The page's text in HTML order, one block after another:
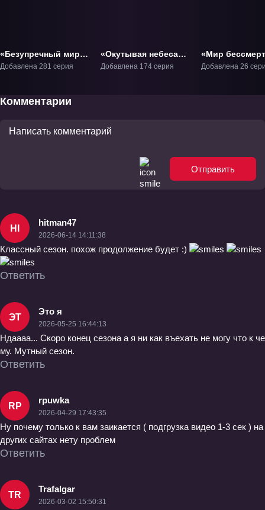
«Безупречный мир»
ТВ-1
Добавлена 281 серия
«Окутывая небеса»
ТВ-1
Добавлена 174 серия
«Мир
ТВ-1
Добавлена 26
Комментарии
Отправить
HI
hitman47
2026-06-14 14:11:38
Классный сезон. похож продолжение будет :)
Ответить
ЭТ
Это я
2026-05-25 16:44:13
Ндаааа... Скоро конец сезона а я ни как въехать не могу что к че
му. Мутный сезон.
Ответить
RP
rpuwka
2026-04-29 17:43:35
Ну почему только к вам заикается ( подгрузка видео 1-3 сек ) на
других сайтах нету проблем
Ответить
TR
Trafalgar
2026-03-02 15:50:31